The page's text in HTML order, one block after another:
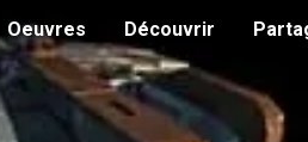
Oeuvres Découvrir